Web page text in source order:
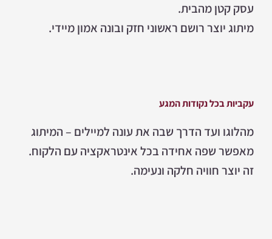
עסק קטן מהבית.
מיתוג יוצר רושם ראשוני חזק ובונה אמון מיידי.
עקביות בכל נקודות המגע
מהלוגו ועד הדרך שבה את עונה למיילים – המיתוג
מאפשר שפה אחידה בכל אינטראקציה עם הלקוח.
זה יוצר חוויה חלקה ונעימה.